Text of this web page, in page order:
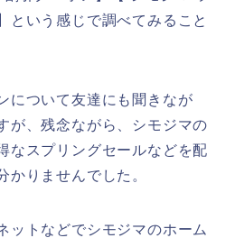
という感じで調べてみること
について友達にも聞きなが
が、残念ながら、シモジマの
なスプリングセールなどを配
かりませんでした。
ットなどでシモジマのホーム